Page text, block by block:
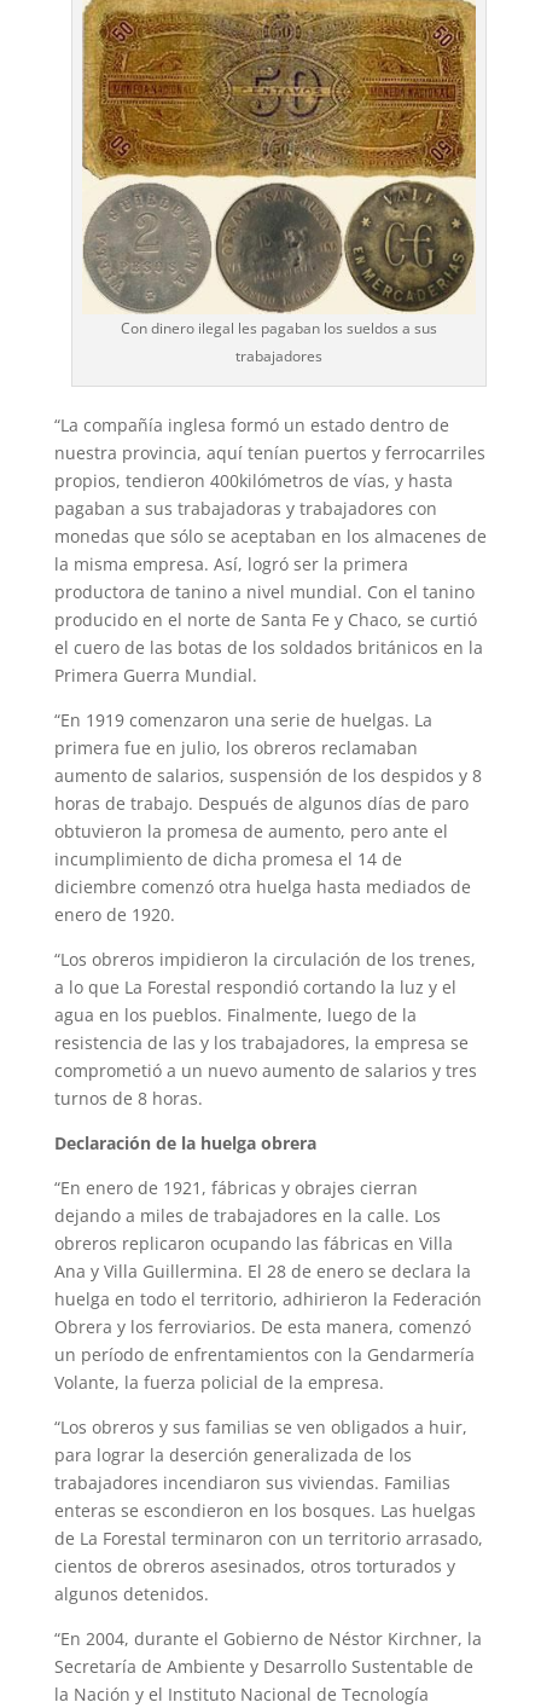
Con dinero ilegal les pagaban los sueldos a sus
trabajadores
“La compañía inglesa formó un estado dentro de
nuestra provincia, aquí tenían puertos y ferrocarriles
propios, tendieron 400kilómetros de vías, y hasta
pagaban a sus trabajadoras y trabajadores con
monedas que sólo se aceptaban en los almacenes de
la misma empresa. Así, logró ser la primera
productora de tanino a nivel mundial. Con el tanino
producido en el norte de Santa Fe y Chaco, se curtió
el cuero de las botas de los soldados británicos en la
Primera Guerra Mundial.
“En 1919 comenzaron una serie de huelgas. La
primera fue en julio, los obreros reclamaban
aumento de salarios, suspensión de los despidos y 8
horas de trabajo. Después de algunos días de paro
obtuvieron la promesa de aumento, pero ante el
incumplimiento de dicha promesa el 14 de
diciembre comenzó otra huelga hasta mediados de
enero de 1920.
“Los obreros impidieron la circulación de los trenes,
a lo que La Forestal respondió cortando la luz y el
agua en los pueblos. Finalmente, luego de la
resistencia de las y los trabajadores, la empresa se
comprometió a un nuevo aumento de salarios y tres
turnos de 8 horas.
Declaración de la huelga obrera
“En enero de 1921, fábricas y obrajes cierran
dejando a miles de trabajadores en la calle. Los
obreros replicaron ocupando las fábricas en Villa
Ana y Villa Guillermina. El 28 de enero se declara la
huelga en todo el territorio, adhirieron la Federación
Obrera y los ferroviarios. De esta manera, comenzó
un período de enfrentamientos con la Gendarmería
Volante, la fuerza policial de la empresa.
“Los obreros y sus familias se ven obligados a huir,
para lograr la deserción generalizada de los
trabajadores incendiaron sus viviendas. Familias
enteras se escondieron en los bosques. Las huelgas
de La Forestal terminaron con un territorio arrasado,
cientos de obreros asesinados, otros torturados y
algunos detenidos.
“En 2004, durante el Gobierno de Néstor Kirchner, la
Secretaría de Ambiente y Desarrollo Sustentable de
la Nación y el Instituto Nacional de Tecnología